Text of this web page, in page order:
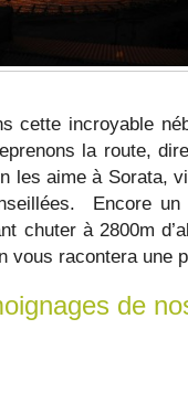
cette incroyable
la route,
les aime à Sorata,
Encore
chuter à 2800m
racontera une
de